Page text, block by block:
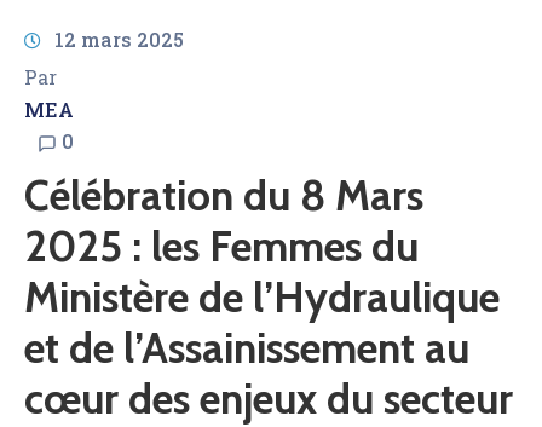
12 mars 2025
Par
MEA
0
Célébration du 8 Mars
2025 : les Femmes du
Ministère de l’Hydraulique
et de l’Assainissement au
cœur des enjeux du secteur